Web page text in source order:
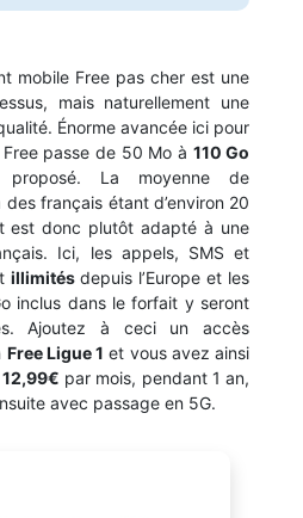
mobile Free pas cher est une
mais naturellement une
Énorme avancée ici pour
passe de 50 Mo à 110 Go
La moyenne de
français étant d’environ 20
est donc plutôt adapté à une
Ici, les appels, SMS et
illimitésdepuis l’Europe et les
inclus dans le forfait y seront
Ajoutez à ceci un accès
Free Ligue 1 et vous avez ainsi
12,99€ par mois, pendant 1 an,
avec passage en 5G.